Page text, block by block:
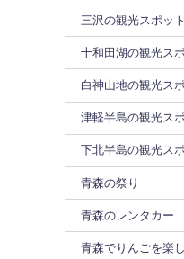
三沢の観光スポッ
十和田湖の観光ス
白神山地の観光ス
津軽半島の観光ス
下北半島の観光ス
青森の祭り
青森のレンタカー
青森でりんごを楽